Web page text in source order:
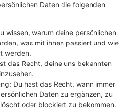
Daten die folgenden
wissen, warum deine persönlichen
was mit ihnen passiert und wie
werden.
das Recht, deine uns bekannten
Du hast das Recht, wann immer
Daten zu ergänzen, zu
oder blockiert zu bekommen.